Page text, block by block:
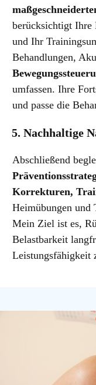
berücksichtigt Ihre
und Ihr
Behandlungen,
umfassen. Ihre
und passe die
5. Nachhaltige
Abschließend
Korrekturen,
Heimübungen und
Mein Ziel ist es,
Belastbarkeit
Leistungsfähigkeit